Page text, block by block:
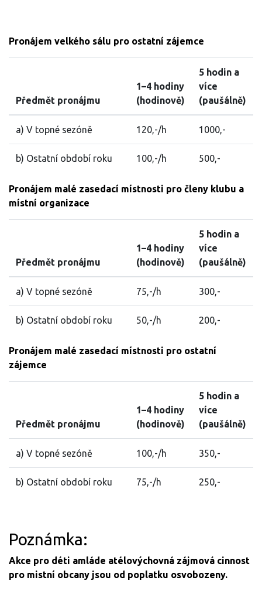
Pronájem velkého sálu pro ostatní zájemce
Předmět pronájmu
1–4 hodiny
(hodinově)
5 hodin a
více
(paušálně)
a) V topné sezóně 120,-/h 1000,-
b) Ostatní období roku 100,-/h 500,-
Pronájem malé zasedací místnosti pro členy klubu a
místní organizace
Předmět pronájmu
1–4 hodiny
(hodinově)
5 hodin a
více
(paušálně)
a) V topné sezóně 75,-/h 300,-
b) Ostatní období roku 50,-/h 200,-
Pronájem malé zasedací místnosti pro ostatní
zájemce
Předmět pronájmu
1–4 hodiny
(hodinově)
5 hodin a
více
(paušálně)
a) V topné sezóně 100,-/h 350,-
b) Ostatní období roku 75,-/h 250,-
Poznámka:
Akce pro déti amláde atélovýchovná zájmová cinnost
pro mistní obcany jsou od poplatku osvobozeny.